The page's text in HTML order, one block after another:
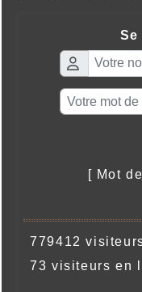
[ Mot
779412
73 visiteurs en